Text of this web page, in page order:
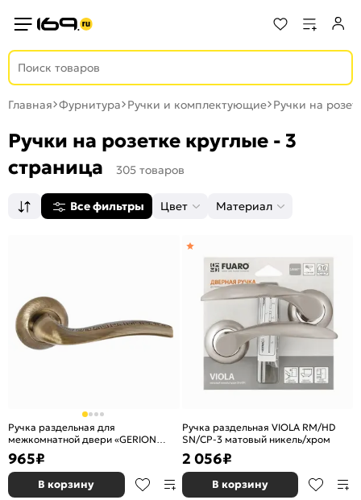
Главная Фурнитура Ручки и комплектующие Ручки на
Ручки на розетке круглые - 3
страница
305 товаров
Все фильтры Цвет Материал
Ручка раздельная для
межкомнатной двери «GERION
TL/HD ABG-6» Зеленая бронза
965₽
В корзину
Ручка раздельная VIOLA RM/HD
SN/CP-3 матовый никель/хром
2 056₽
В корзину